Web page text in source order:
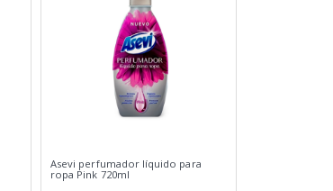
Asevi perfumador líquido para
ropa Pink 720ml